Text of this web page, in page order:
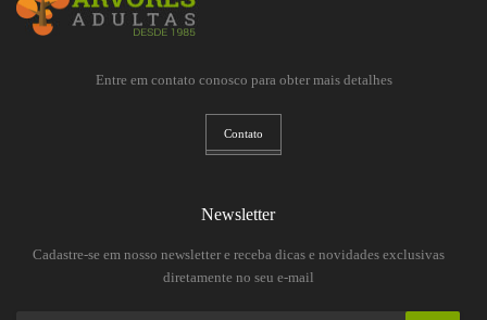
Entre em contato conosco para obter mais detalhes
Contato
Newsletter
Cadastre-se em nosso newsletter e receba dicas e novidades exclusivas
diretamente no seu e-mail